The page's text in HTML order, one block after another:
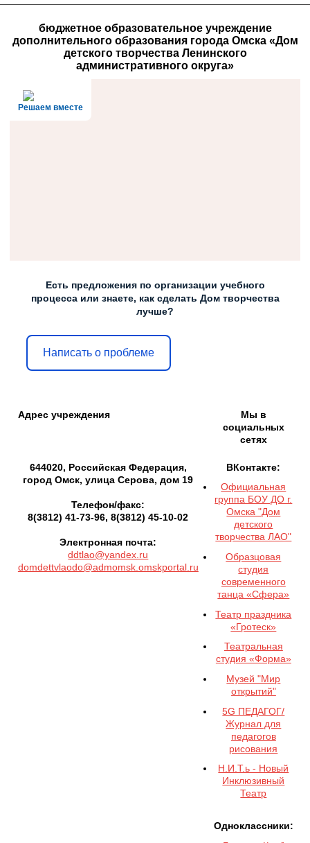
бюджетное образовательное учреждение
дополнительного образования города Омска «Дом
детского творчества Ленинского
административного округа»
Решаем вместе
Есть предложения по организации учебного
процесса или знаете, как сделать Дом творчества
лучше?
Написать о проблеме
Адрес учреждения
Мы в
социальных
сетях
644020, Российская Федерация,
город Омск, улица Серова, дом 19
Телефон/факс:
8(3812) 41-73-96, 8(3812) 45-10-02
Электронная почта:
ddtlao@yandex.ru
domdettvlaodo@admomsk.omskportal.ru
ВКонтакте:
Официальная
группа БОУ ДО г.
Омска "Дом
детского
творчества ЛАО"
Образцовая
студия
современного
танца «Сфера»
Театр праздника
«Гротеск»
Театральная
студия «Форма»
Музей "Мир
открытий"
5G ПЕДАГОГ/
Журнал для
педагогов
рисования
Н.И.Т.ь - Новый
Инклюзивный
Театр
Одноклассники: